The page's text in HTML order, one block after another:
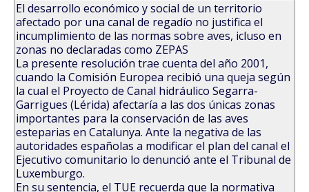
El desarrollo económico y social de un territorio
afectado por una canal de regadío no justifica el
incumplimiento de las normas sobre aves, icluso en
zonas no declaradas como ZEPAS
La presente resolución trae cuenta del año 2001,
cuando la Comisión Europea recibió una queja según
la cual el Proyecto de Canal hidráulico Segarra-
Garrigues (Lérida) afectaría a las dos únicas zonas
importantes para la conservación de las aves
esteparias en Catalunya. Ante la negativa de las
autoridades españolas a modificar el plan del canal el
Ejecutivo comunitario lo denunció ante el Tribunal de
Luxemburgo.
En su sentencia, el TUE recuerda que la normativa